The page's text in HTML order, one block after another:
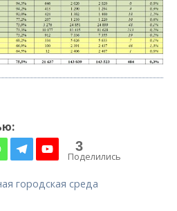
3
Поделились
городская среда